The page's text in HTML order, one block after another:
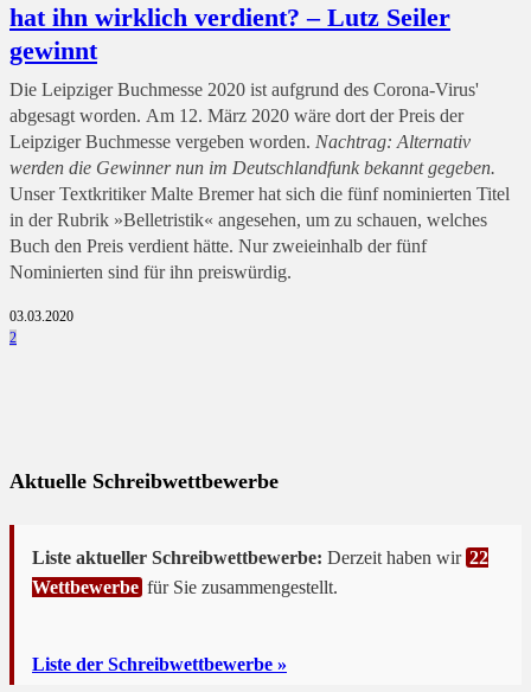
hat ihn wirklich verdient? – Lutz Seiler
gewinnt
Die Leipziger Buchmesse 2020 ist aufgrund des Corona-Virus'
abgesagt worden. Am 12. März 2020 wäre dort der Preis der
Leipziger Buchmesse vergeben worden. Nachtrag: Alternativ
werden die Gewinner nun im Deutschlandfunk bekannt gegeben.
Unser Textkritiker Malte Bremer hat sich die fünf nominierten Titel
in der Rubrik »Belletristik« angesehen, um zu schauen, welches
Buch den Preis verdient hätte. Nur zweieinhalb der fünf
Nominierten sind für ihn preiswürdig.
03.03.2020
2
Aktuelle Schreibwettbewerbe
Liste aktueller Schreibwettbewerbe: Derzeit haben wir 22
Wettbewerbe für Sie zusammengestellt.
Liste der Schreibwettbewerbe »